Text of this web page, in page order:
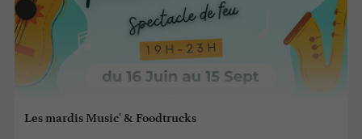
Les mardis Music' & Foodtrucks